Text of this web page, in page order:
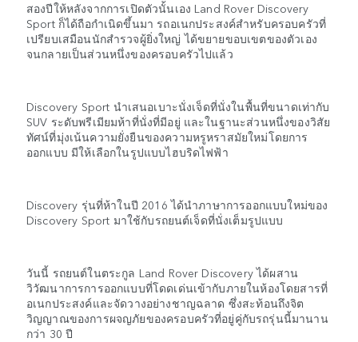
สองปีให้หลังจากการเปิดตัวนั้นเอง Land Rover Discovery
Sport ก็ได้ถือกำเนิดขึ้นมา รถอเนกประสงค์สำหรับครอบครัวที่
เปรียบเสมือนนักสำรวจผู้ยิ่งใหญ่ ได้ขยายขอบเขตของตัวเอง
จนกลายเป็นส่วนหนึ่งของครอบครัวไปแล้ว
Discovery Sport นำเสนอเบาะนั่งเจ็ดที่นั่งในพื้นที่ขนาดเท่ากับ
SUV ระดับพรีเมียมห้าที่นั่งที่มีอยู่ และในฐานะส่วนหนึ่งของวิสัย
ทัศน์ที่มุ่งเน้นความยั่งยืนของความหรูหราสมัยใหม่โดยการ
ออกแบบ มีให้เลือกในรูปแบบไฮบริดไฟฟ้า
Discovery รุ่นที่ห้าในปี 2016 ได้นำภาษาการออกแบบใหม่ของ
Discovery Sport มาใช้กับรถยนต์เจ็ดที่นั่งเต็มรูปแบบ
วันนี้ รถยนต์ในตระกูล Land Rover Discovery ได้ผสาน
วิวัฒนาการการออกแบบที่โดดเด่นเข้ากับภายในห้องโดยสารที่
อเนกประสงค์และจัดวางอย่างชาญฉลาด ซึ่งสะท้อนถึงจิต
วิญญาณของการผจญภัยของครอบครัวที่อยู่คู่กับรถรุ่นนี้มานาน
กว่า 30 ปี